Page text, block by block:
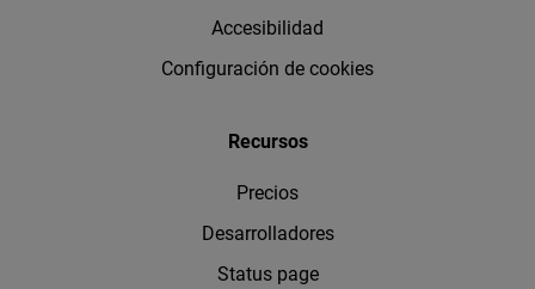
Accesibilidad
Configuración de cookies
Recursos
Precios
Desarrolladores
Status page